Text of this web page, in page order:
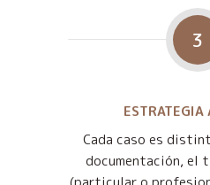
3
ESTRATEGIA
Cada caso es
documentación, el